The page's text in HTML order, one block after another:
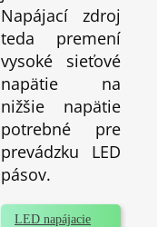
Napájací zdroj
teda premení
vysoké sieťové
napätie na
nižšie napätie
potrebné pre
prevádzku LED
pásov.
LED napájacie